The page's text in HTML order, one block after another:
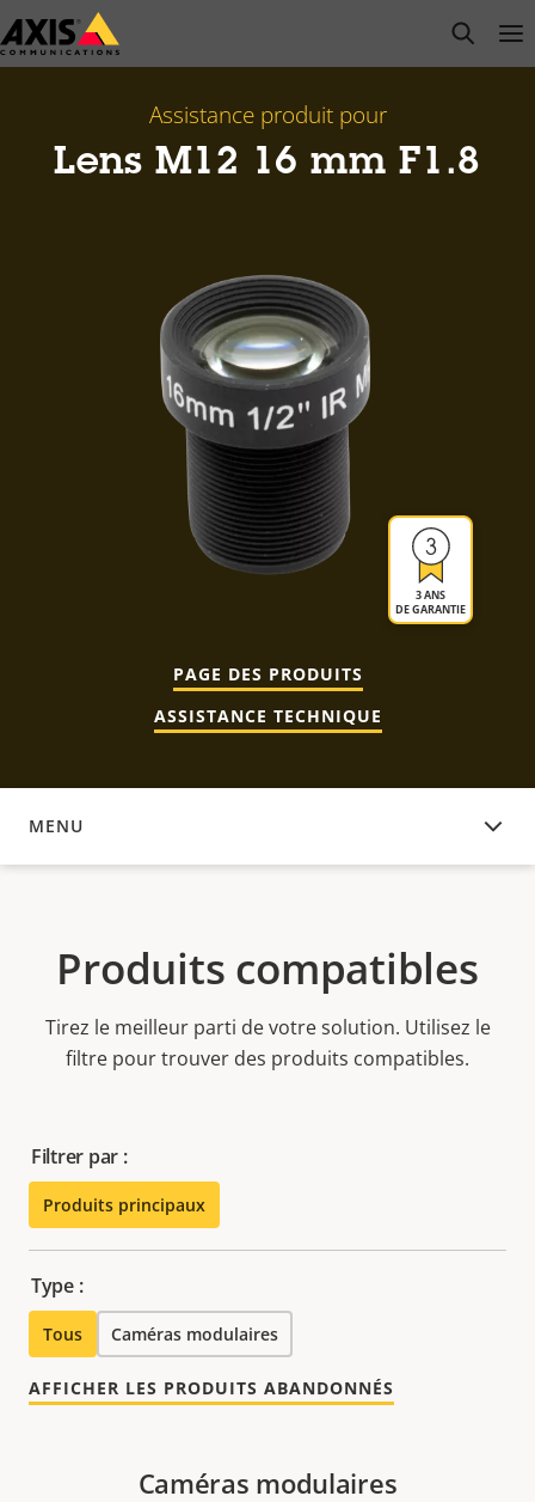
Passer
au
open
Assistance produit pour
Lens M12 16 mm F1.8
3 ANS
DE GARANTIE
PAGE DES PRODUITS
ASSISTANCE TECHNIQUE
MENU
PRODUITS COMPATIBLES
Produits compatibles
Tirez le meilleur parti de votre solution. Utilisez le
filtre pour trouver des produits compatibles.
Filtrer par :
Produits principaux
Type :
Tous Caméras modulaires
AFFICHER LES PRODUITS ABANDONNÉS
Caméras modulaires